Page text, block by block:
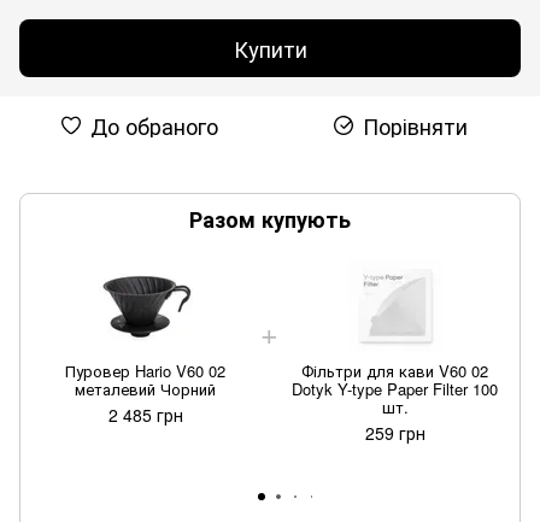
Купити
До обраного Порівняти
Разом купують
Пуровер Hario V60 02
металевий Чорний
2 485 грн
Фільтри для кави V60 02
Dotyk Y-type Paper Filter 100
шт.
259 грн